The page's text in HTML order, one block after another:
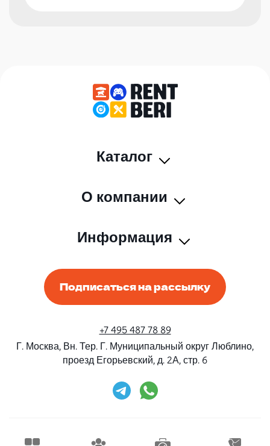
Каталог
О компании
Информация
Подписаться на рассылку
+7 495 487 78 89
Г. Москва, Вн. Тер. Г. Муниципальный округ Люблино,
проезд Егорьевский, д. 2А, стр. 6